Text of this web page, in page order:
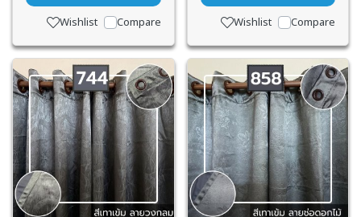
Wishlist Compare Wishlist Compare